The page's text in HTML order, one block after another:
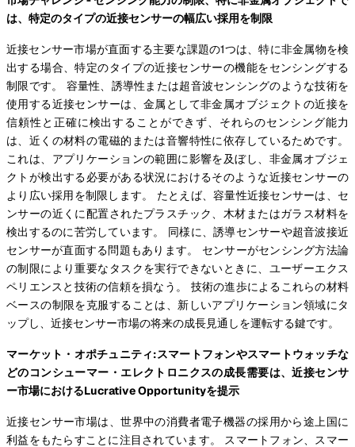
は、特定のタイプの近接センサーの幅広い採用を制限
近接センサー市場が直面する主要な課題の1つは、特に非金属物を検
出する場合、特定のタイプの近接センサーの機能をセンシングする
制限です。 容量性、誘導性または超音波センシングのような技術を
使用する近接センサーは、金属として非金属オブジェクトの近接を
信頼性と正確に検出することができず、それらのセンシング能力
は、近くの材料の電磁的または音響特性に依存しているためです。
これは、アプリケーションの範囲に影響を及ぼし、非金属オブジェ
クトが検出する必要がある状況におけるそのような近接センサーの
より広い採用を制限します。 たとえば、容量性近接センサーは、セ
ンサーの近くに配置されたプラスチック、木材またはガラス材料を
検出するのに苦労しています。 同様に、誘導センサーや超音波接近
センサーが直面する問題もあります。 センサーがセンシング方法論
の制限により重要なタスクを実行できないときに、ユーザーエクス
ペリエンスと技術の信頼を損なう。 技術の進歩によるこれらの材料
ベースの制限を克服することは、新しいアプリケーション領域にタ
ップし、近接センサー市場の将来の成長見通しを運転する鍵です。
マーケット・オポチュニティ:スマートフォンやスマートウォッチな
どのコンシューマー・エレクトロニクスの成長需要は、近接センサ
ー市場におけるLucrative Opportunityを提示
近接センサー市場は、世界中の消費者電子機器の採用から途上国に
利益をもたらすことに注目されています。 スマートフォン、スマー